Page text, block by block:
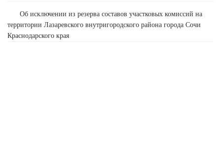
Об исключении из резерва составов участковых комиссий на
территории Лазаревского внутригородского района города Сочи
Краснодарского края